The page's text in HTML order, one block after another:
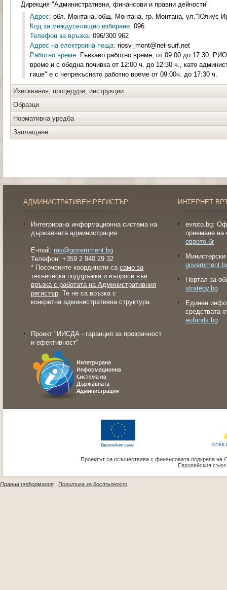
Дирекция "Административни, финансови и правни дейности"
Адрес: обл. Монтана, общ. Монтана, гр. Монтана, ул."Юлиус
Код за междуселищно избиране: 096
Телефон за връзка: 096/300 962
Адрес на електронна поща: riosv_mont@net-surf.net
Работно време: Гъвкаво работно време, от 09:00 до 17:30,
време и с обедна почивка от 12:00 ч. до 12:30 ч., като
гише" е с непрекъснато работно време от 09:00ч. до 17:30 ч.
Изисквания, процедури, инструкции
Образци
Нормативна уредба
Заплащане
АДМИНИСТРАТИВЕН РЕГИСТЪР
Интегрирана информационна система на
държавната администрация
E-mail: ras@government.bg
Телефон: +359 2 940 29 32
* Посочените координати са само за
техническа поддръжка и въпроси във
връзка с работата на Административния
регистър. Те не са връзка с
конкретна административна структура.
Проект "ИИСДА - гаранция за прозрачност
и ефективност"
ИНТЕРНЕТ
evroto.bg:
приемане на
еврото.бг
Портал за
strategy.bg
Eдинен
средствата
eufunds.bg
Проектът се осъществява с финансовата подкрепа на
Европейския
Правна информация | Политика за достъпност